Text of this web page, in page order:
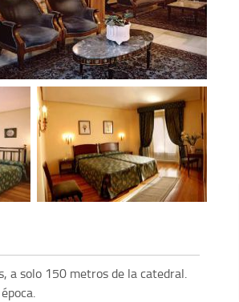
a solo 150 metros de la catedral.